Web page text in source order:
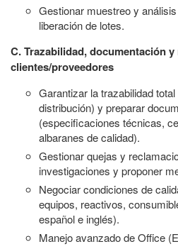
Gestionar muestreo y
liberación de lotes.
C. Trazabilidad, documentación
clientes/proveedores
Garantizar la trazabilidad
distribución) y preparar
(especificaciones técnicas,
albaranes de calidad).
Gestionar quejas y
investigaciones y proponer
Negociar condiciones de
equipos, reactivos,
español e inglés).
Manejo avanzado de Office